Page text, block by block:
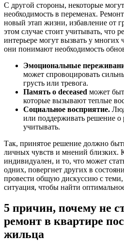
С другой стороны, некоторые
необходимость в переменах.
новый этап жизни, избавление от
этом случае стоит учитывать, что
интерьере могут вызвать у многих
они понимают необходимость
Эмоциональные
может спровоцировать
грусть или тревога.
Память о deceased может
которые вызывают теплые
Социальное восприятие.
или поддерживать решение о
учитывать.
Так, принятое решение должно
личных чувств и мнений близких.
индивидуален, и то, что может
одних, повергнет других в
провести общую дискуссию с теми,
ситуация, чтобы найти
5 причин, почему не
ремонт в квартире
жильца